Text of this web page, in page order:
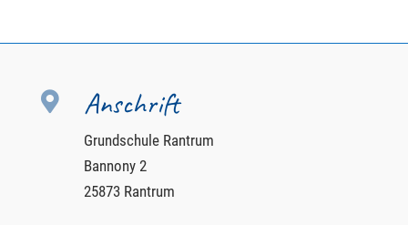
 Anschrift
Grundschule Rantrum
Bannony 2
25873 Rantrum